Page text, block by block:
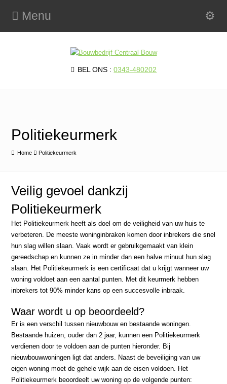
Menu
BEL ONS :0343-480202
Politiekeurmerk
Home Politiekeurmerk
Veilig gevoel dankzij
Politiekeurmerk
Het Politiekeurmerk heeft als doel om de veiligheid van uw huis te
verbeteren. De meeste woninginbraken komen door inbrekers die snel
hun slag willen slaan. Vaak wordt er gebruikgemaakt van klein
gereedschap en kunnen ze in minder dan een halve minuut hun slag
slaan. Het Politiekeurmerk is een certificaat dat u krijgt wanneer uw
woning voldoet aan een aantal punten. Met dit keurmerk hebben
inbrekers tot 90% minder kans op een succesvolle inbraak.
Waar wordt u op beoordeeld?
Er is een verschil tussen nieuwbouw en bestaande woningen.
Bestaande huizen, ouder dan 2 jaar, kunnen een Politiekeurmerk
verdienen door te voldoen aan de punten hieronder. Bij
nieuwbouwwoningen ligt dat anders. Naast de beveiliging van uw
eigen woning moet de gehele wijk aan de eisen voldoen. Het
Politiekeurmerk beoordeelt uw woning op de volgende punten: